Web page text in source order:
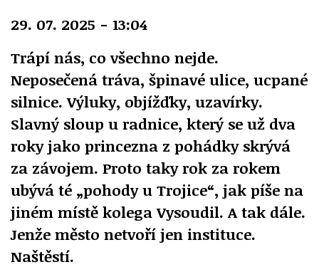
29. 07. 2025 - 13:04
Trápí nás, co všechno nejde.
Neposečená tráva, špinavé ulice, ucpané
silnice. Výluky, objížďky, uzavírky.
Slavný sloup u radnice, který se už dva
roky jako princezna z pohádky skrývá
za závojem. Proto taky rok za rokem
ubývá té „pohody u Trojice“, jak píše na
jiném místě kolega Vysoudil. A tak dále.
Jenže město netvoří jen instituce.
Naštěstí.